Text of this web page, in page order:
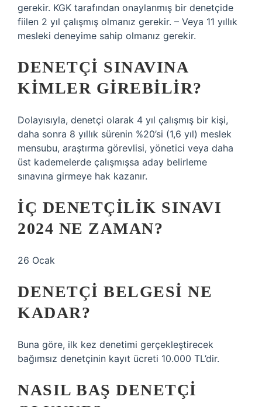
gerekir. KGK tarafından onaylanmış bir denetçide
fiilen 2 yıl çalışmış olmanız gerekir. – Veya 11 yıllık
mesleki deneyime sahip olmanız gerekir.
DENETÇI SINAVINA
KIMLER GIREBILIR?
Dolayısıyla, denetçi olarak 4 yıl çalışmış bir kişi,
daha sonra 8 yıllık sürenin %20’si (1,6 yıl) meslek
mensubu, araştırma görevlisi, yönetici veya daha
üst kademelerde çalışmışsa aday belirleme
sınavına girmeye hak kazanır.
İÇ DENETÇILIK SINAVI
2024 NE ZAMAN?
26 Ocak
DENETÇI BELGESI NE
KADAR?
Buna göre, ilk kez denetimi gerçekleştirecek
bağımsız denetçinin kayıt ücreti 10.000 TL’dir.
NASIL BAŞ DENETÇI